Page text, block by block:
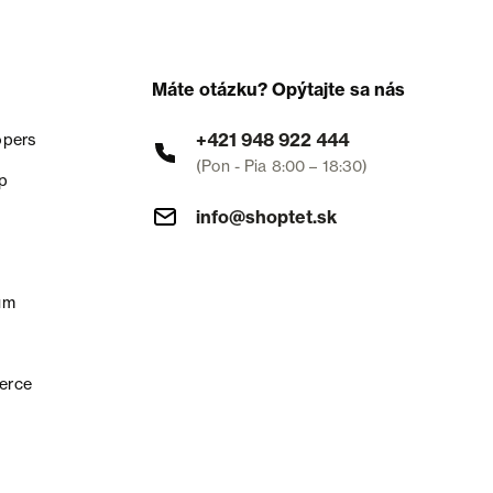
Máte otázku? Opýtajte sa nás
+421 948 922 444
(Pon - Pia 8:00 – 18:30)
info@shoptet.sk